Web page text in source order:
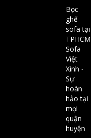
Bọc
ghế
sofa tại
Sofa
Việt
Xinh -
Sự
hoàn
hảo tại
mọi
quận
huyện